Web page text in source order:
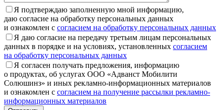
Я подтверждаю заполненную мной информацию,
даю согласие на обработку персональных данных
и ознакомлен с согласием на обработку персональных данных
Я даю согласие на передачу третьим лицам персональных
данных в порядке и на условиях, установленных согласием
на обработку персональных данных
Я согласен получать предложения, информацию
о продуктах, об услугах ООО «Адванст Мобилити
Солюшинз» и иных рекламно-информационных материалов
и ознакомлен с согласием на получение рассылки рекламно-
информационных материалов